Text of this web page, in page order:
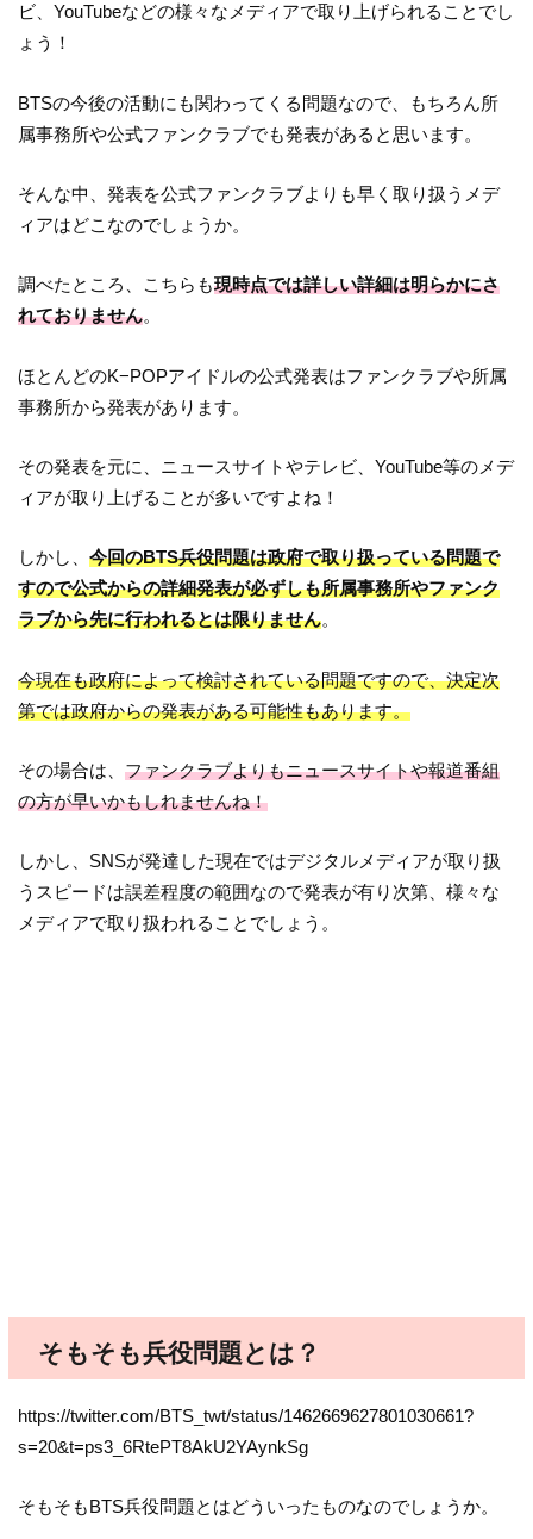
ビ、YouTubeなどの様々なメディアで取り上げられることでし
ょう！
BTSの今後の活動にも関わってくる問題なので、もちろん所
属事務所や公式ファンクラブでも発表があると思います。
そんな中、発表を公式ファンクラブよりも早く取り扱うメデ
ィアはどこなのでしょうか。
調べたところ、こちらも現時点では詳しい詳細は明らかにさ
れておりません。
ほとんどのK−POPアイドルの公式発表はファンクラブや所属
事務所から発表があります。
その発表を元に、ニュースサイトやテレビ、YouTube等のメデ
ィアが取り上げることが多いですよね！
しかし、今回のBTS兵役問題は政府で取り扱っている問題で
すので公式からの詳細発表が必ずしも所属事務所やファンク
ラブから先に行われるとは限りません。
今現在も政府によって検討されている問題ですので、決定次
第では政府からの発表がある可能性もあります。
その場合は、ファンクラブよりもニュースサイトや報道番組
の方が早いかもしれませんね！
しかし、SNSが発達した現在ではデジタルメディアが取り扱
うスピードは誤差程度の範囲なので発表が有り次第、様々な
メディアで取り扱われることでしょう。
そもそも兵役問題とは？
https://twitter.com/BTS_twt/status/1462669627801030661?
s=20&t=ps3_6RtePT8AkU2YAynkSg
そもそもBTS兵役問題とはどういったものなのでしょうか。